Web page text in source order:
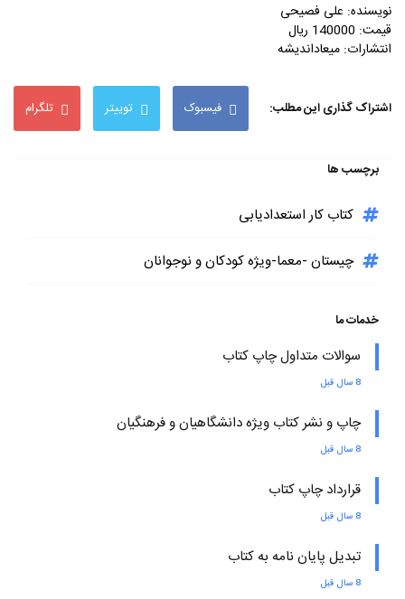
نویسنده: علی فصیحی
قیمت: 140000 ریال
انتشارات: میعاداندیشه
اشتراک گذاری این مطلب: فیسبوک توییتر تلگرام
برچسب ها
کتاب کار استعدادیابی
چیستان -معما-ویژه کودکان و نوجوانان
خدمات ما
سوالات متداول چاپ کتاب
8 سال قبل
چاپ و نشر کتاب ویژه دانشگاهیان و فرهنگیان
8 سال قبل
قرارداد چاپ کتاب
8 سال قبل
تبدیل پایان نامه به کتاب
8 سال قبل